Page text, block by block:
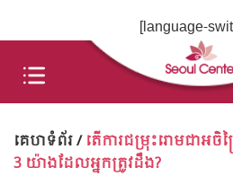
[language-
គេហទំព័រ/តើការជម្រុះ​រោមជាអ
3 យ៉ាងដែលអ្នកត្រូវដឹង?